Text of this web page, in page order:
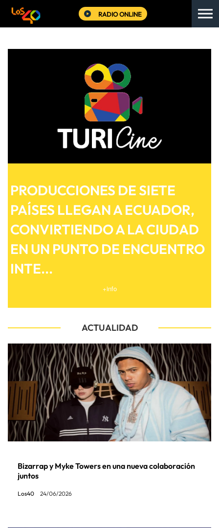
RADIO ONLINE
PRODUCCIONES DE SIETE
PAÍSES LLEGAN A ECUADOR,
CONVIRTIENDO A LA CIUDAD
EN UN PUNTO DE ENCUENTRO
INTE...
+info
ACTUALIDAD
Bizarrap y Myke Towers en una nueva colaboración
juntos
Los40 24/06/2026